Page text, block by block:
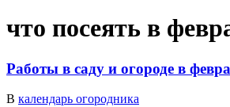
что посеять в
Работы в саду и огороде в
В календарь огородника